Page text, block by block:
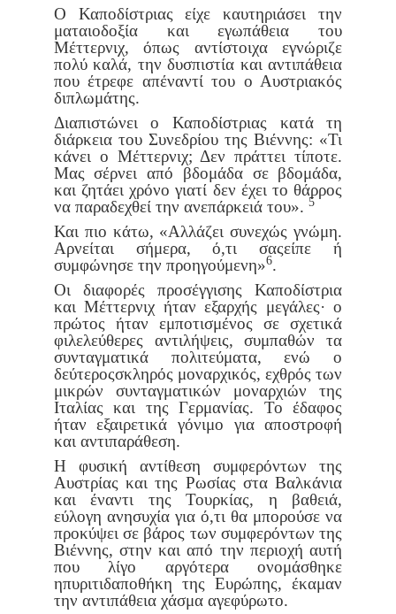
Ο Καποδίστριας είχε καυτηριάσει την
ματαιοδοξία και εγωπάθειατου
Μέττερνιχ, όπως αντίστοιχα εγνώριζε
πολύ καλά, την δυσπιστία και αντιπάθεια
που έτρεφε απέναντί του ο Αυστριακός
διπλωμάτης.
Διαπιστώνει ο Καποδίστριας κατά τη
διάρκεια του Συνεδρίου τηςΒιέννης: «Τι
κάνει ο Μέττερνιχ; Δεν πράττει τίποτε.
Μας σέρνει από βδομάδα σε βδομάδα,
και ζητάει χρόνο γιατί δεν έχει το θάρρος
να παραδεχθεί την ανεπάρκειά του». 5
Και πιο κάτω, «Αλλάζει συνεχώς γνώμη.
Αρνείται σήμερα, ό,τι σαςείπε ή
συμφώνησε την προηγούμενη»6.
Οι διαφορές προσέγγισης Καποδίστρια
και Μέττερνιχ ήταν εξαρχής μεγάλες· ο
πρώτος ήταν εμποτισμένος σε σχετικά
φιλελεύθερες αντιλήψεις, συμπαθών τα
συνταγματικά πολιτεύματα, ενώ ο
δεύτεροςσκληρός μοναρχικός, εχθρός των
μικρών συνταγματικών μοναρχιώντης
Ιταλίας και της Γερμανίας. Το έδαφος
ήταν εξαιρετικά γόνιμο γιααποστροφή
και αντιπαράθεση.
Η φυσική αντίθεση συμφερόντων της
Αυστρίας και της Ρωσίας σταΒαλκάνια
και έναντι της Τουρκίας, η βαθειά,
εύλογη ανησυχία για ό,τι θα μπορούσε να
προκύψει σε βάρος των συμφερόντων της
Βιέννης, στην και από την περιοχή αυτή
που λίγο αργότερα ονομάσθηκε
ηπυριτιδαποθήκη της Ευρώπης, έκαμαν
την αντιπάθεια χάσμα αγεφύρωτο.